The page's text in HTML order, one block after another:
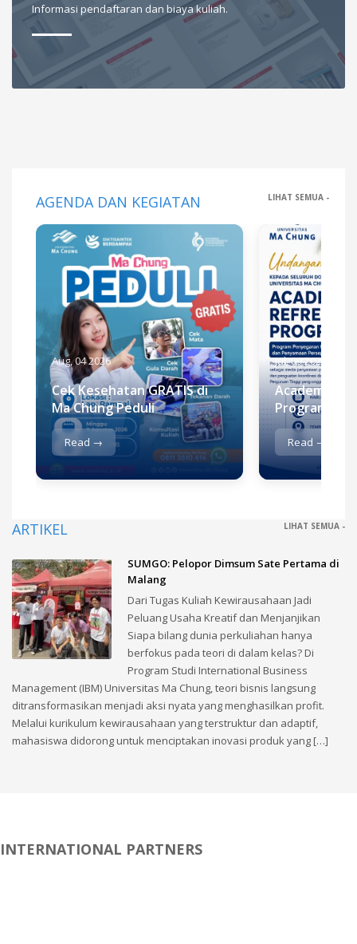
Informasi pendaftaran dan biaya kuliah.
AGENDA DAN KEGIATAN LIHAT SEMUA -
Aug, 04 2026
Cek Kesehatan GRATIS di
Ma Chung Peduli
Read →
Jul, 09 2026
Academic
Program
Read →
ARTIKEL LIHAT SEMUA -
SUMGO: Pelopor Dimsum Sate Pertama di
Malang
Dari Tugas Kuliah Kewirausahaan Jadi
Peluang Usaha Kreatif dan Menjanjikan
Siapa bilang dunia perkuliahan hanya
berfokus pada teori di dalam kelas? Di
Program Studi International Business
Management (IBM) Universitas Ma Chung, teori bisnis langsung
ditransformasikan menjadi aksi nyata yang menghasilkan profit.
Melalui kurikulum kewirausahaan yang terstruktur dan adaptif,
mahasiswa didorong untuk menciptakan inovasi produk yang […]
INTERNATIONAL PARTNERS